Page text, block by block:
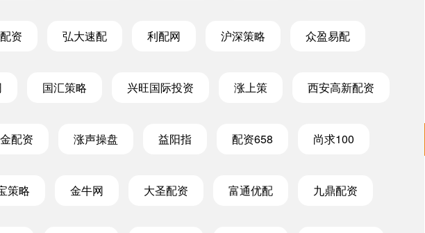
资 弘大速配 利配网 沪深策略 众盈易配
国汇策略 兴旺国际投资 涨上策 西安高新配资
配资 涨声操盘 益阳指 配资658 尚求100
策略 金牛网 大圣配资 富通优配 九鼎配资
200.89 沪深300 4694.44 43.13